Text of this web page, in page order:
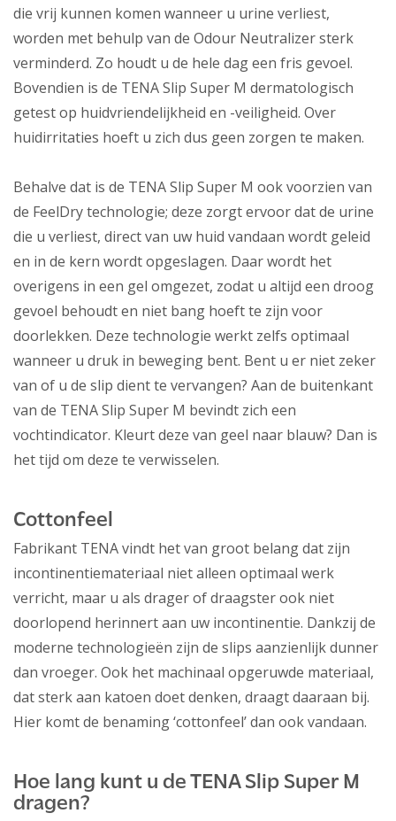
die vrij kunnen komen wanneer u urine verliest,
worden met behulp van de Odour Neutralizer sterk
verminderd. Zo houdt u de hele dag een fris gevoel.
Bovendien is de TENA Slip Super M dermatologisch
getest op huidvriendelijkheid en -veiligheid. Over
huidirritaties hoeft u zich dus geen zorgen te maken.
Behalve dat is de TENA Slip Super M ook voorzien van
de FeelDry technologie; deze zorgt ervoor dat de urine
die u verliest, direct van uw huid vandaan wordt geleid
en in de kern wordt opgeslagen. Daar wordt het
overigens in een gel omgezet, zodat u altijd een droog
gevoel behoudt en niet bang hoeft te zijn voor
doorlekken. Deze technologie werkt zelfs optimaal
wanneer u druk in beweging bent. Bent u er niet zeker
van of u de slip dient te vervangen? Aan de buitenkant
van de TENA Slip Super M bevindt zich een
vochtindicator. Kleurt deze van geel naar blauw? Dan is
het tijd om deze te verwisselen.
Cottonfeel
Fabrikant TENA vindt het van groot belang dat zijn
incontinentiemateriaal niet alleen optimaal werk
verricht, maar u als drager of draagster ook niet
doorlopend herinnert aan uw incontinentie. Dankzij de
moderne technologieën zijn de slips aanzienlijk dunner
dan vroeger. Ook het machinaal opgeruwde materiaal,
dat sterk aan katoen doet denken, draagt daaraan bij.
Hier komt de benaming ‘cottonfeel’ dan ook vandaan.
Hoe lang kunt u de TENA Slip Super M
dragen?